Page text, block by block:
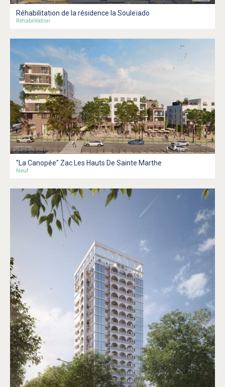
Réhabilitation de la résidence la Souleïado
Réhabilitation
"La Canopée" Zac Les Hauts De Sainte Marthe
Neuf